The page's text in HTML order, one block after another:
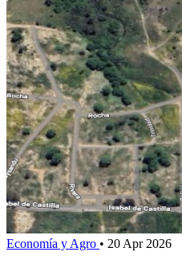
Economía y Agro • 20 Apr 2026